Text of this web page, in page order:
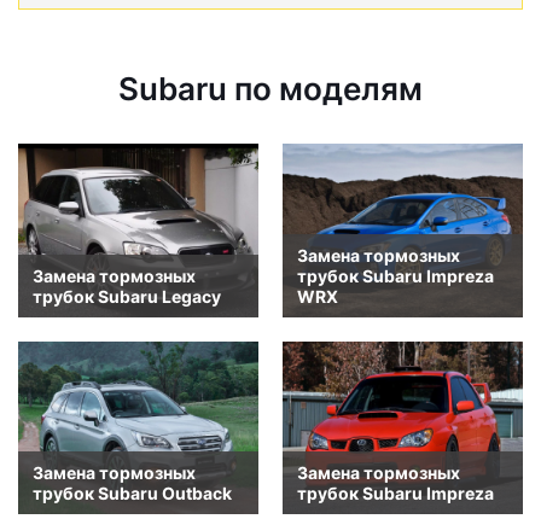
Subaru по моделям
Замена тормозных
трубок Subaru Legacy
Замена тормозных
трубок Subaru Impreza
WRX
Замена тормозных
трубок Subaru Outback
Замена тормозных
трубок Subaru Impreza